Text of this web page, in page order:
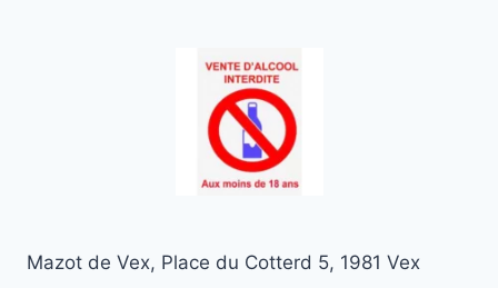
Mazot de Vex, Place du Cotterd 5, 1981 Vex